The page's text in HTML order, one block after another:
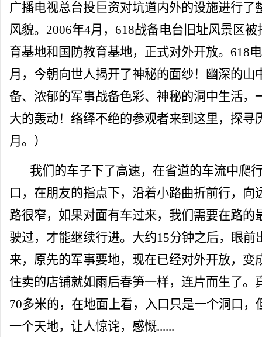
广播电视总台投巨资对坑道内外的设施进行了
风貌。2006年4月，618战备电台旧址风景区
育基地和国防教育基地，正式对外开放。618
月，今朝向世人揭开了神秘的面纱！幽深的山
备、浓郁的军事战备色彩、神秘的洞中生活，
大的轰动！络绎不绝的参观者来到这里，探寻
月。）
我们的车子下了高速，在省道的车流中爬
口，在朋友的指点下，沿着小路曲折前行，向
路很窄，如果对面有车过来，我们需要在路的
驶过，才能继续行进。大约15分钟之后，眼前
来，原先的军事要地，现在已经对外开放，变
住卖的店铺就如雨后春笋一样，连片而生了。
70多米的，在地面上看，入口只是一个洞口，
一个天地，让人惊诧，感慨......